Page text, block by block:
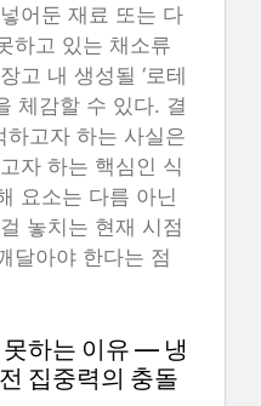
어둔 재료 또는 다
하고 있는 채소류
고 내 생성될 ‘로테
체감할 수 있다. 결
하고자 하는 사실은
자 하는 핵심인 식
요소는 다름 아닌
놓치는 현재 시점
달아야 한다는 점
못하는 이유 — 냉
집중력의 충돌